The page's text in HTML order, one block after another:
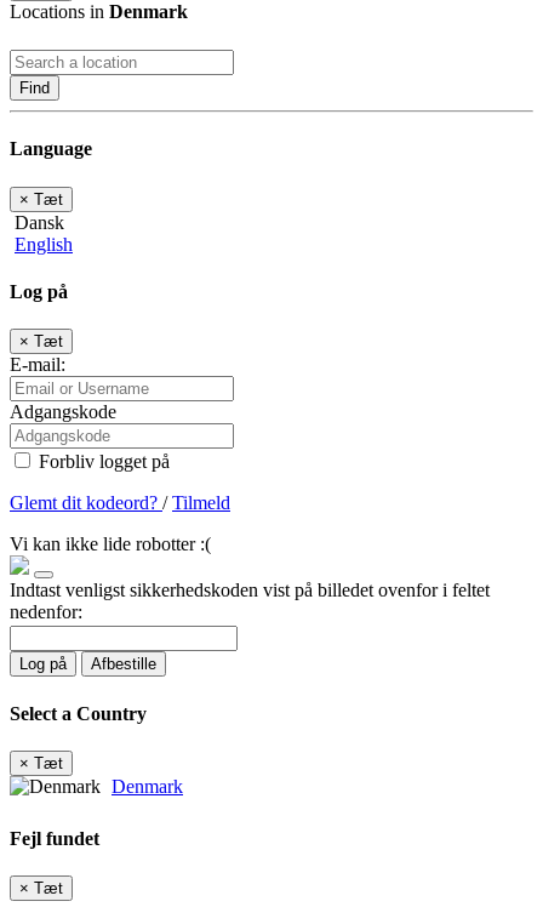
Locations in Denmark
Find
Language
× Tæt
Dansk
English
Log på
× Tæt
E-mail:
Adgangskode
Forbliv logget på
Glemt dit kodeord? /Tilmeld
Vi kan ikke lide robotter :(
Indtast venligst sikkerhedskoden vist på billedet ovenfor i feltet
nedenfor:
Log på Afbestille
Select a Country
× Tæt
Denmark
Fejl fundet
× Tæt